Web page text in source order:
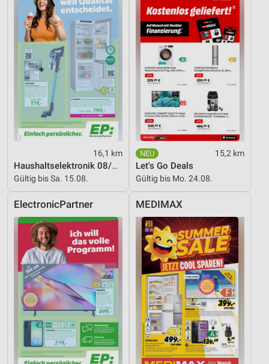
16,1 km
Haushaltselektronik 08/2026
Gültig bis Sa. 15.08.
15,2 km
Let's Go Deals
Gültig bis Mo. 24.08.
ElectronicPartner MEDIMAX
Funktional
Werbung